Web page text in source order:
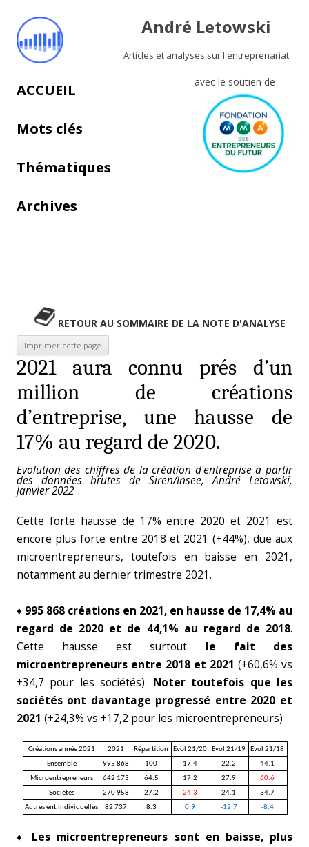
André Letowski
Articles et analyses sur l'entreprenariat
avec le soutien de
Aller au contenu principal
ACCUEIL
Mots clés
Thématiques
Archives
RETOUR AU SOMMAIRE DE LA NOTE D'ANALYSE
2021 aura connu prés d’un
million de créations
d’entreprise, une hausse de
17% au regard de 2020.
Evolution des chiffres de la création d'entreprise à partir
des données brutes de Siren/Insee, André Letowski,
janvier 2022
Cette forte hausse de 17% entre 2020 et 2021 est
encore plus forte entre 2018 et 2021 (+44%), due aux
microentrepreneurs, toutefois en baisse en 2021,
notamment au dernier trimestre 2021.
♦ 995 868 créations en 2021, en hausse de 17,4% au
regard de 2020 et de 44,1% au regard de 2018.
Cette hausse est surtout le fait des
microentrepreneurs entre 2018 et 2021 (+60,6% vs
+34,7 pour les sociétés). Noter toutefois que les
sociétés ont davantage progressé entre 2020 et
2021 (+24,3% vs +17,2 pour les microentrepreneurs)
Créations année 2021 2021 Répartition Evol 21/20 Evol 21/19
Evol 21/18
Ensemble
995 868 100 17.4 22.2
44.1
Microentrepreneurs
642 173 64.5 17.2 27.9
60.6
Sociétés
270 958 27.2 24.3 24.1
34.7
Autres ent individuelles
82 737 8.3 0.9 -12.7 -8.4
♦ Les microentrepreneurs sont en baisse, plus